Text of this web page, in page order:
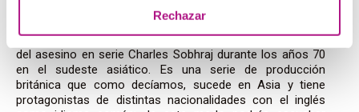
Rechazar
La serie ideal para los interesados en los casos reales de
asesinatos y crímenes.The Serpentnarra la historia real
del asesino en serie Charles Sobhraj durante los años 70
en el sudeste asiático. Es una serie de producción
británica que como decíamos, sucede en Asia y tiene
protagonistas de distintas nacionalidades con el inglés